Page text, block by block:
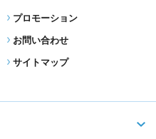
プロモーション
お問い合わせ
サイトマップ